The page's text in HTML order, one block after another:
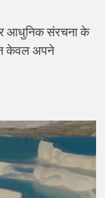
आधुनिक संरचना के
न केवल अपने